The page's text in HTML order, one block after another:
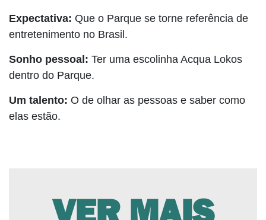
Expectativa: Que o Parque se torne referência de
entretenimento no Brasil.
Sonho pessoal: Ter uma escolinha Acqua Lokos
dentro do Parque.
Um talento: O de olhar as pessoas e saber como
elas estão.